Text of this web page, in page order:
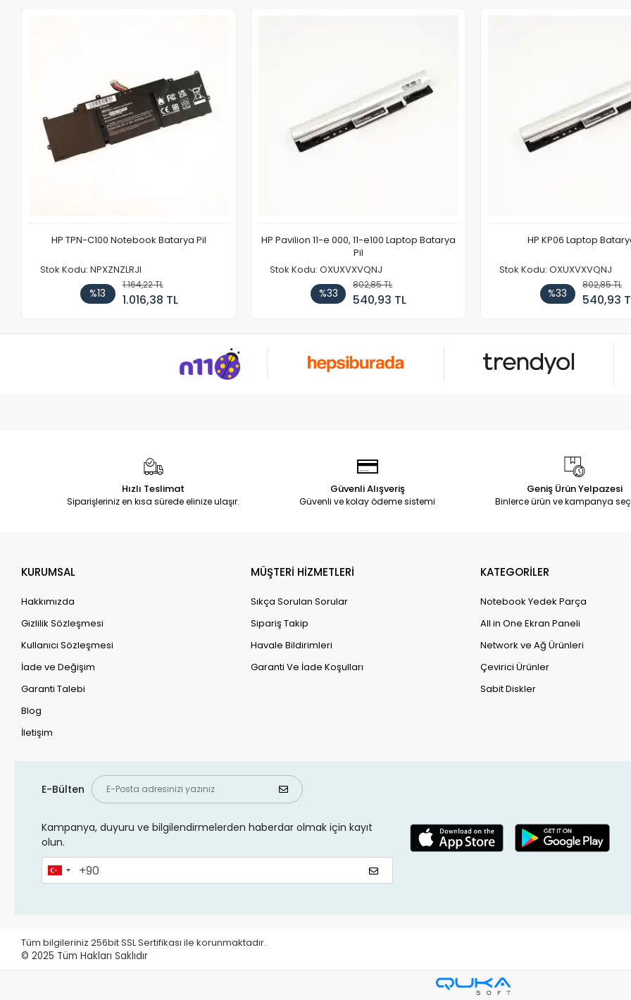
HP TPN-C100 Notebook Batarya Pil
Stok Kodu: NPXZNZLRJI
%13
1.164,22 TL
1.016,38 TL
HP Pavilion 11-e 000, 11-e100 Laptop Batarya
Pil
Stok Kodu: OXUXVXVQNJ
%33
802,85 TL
540,93 TL
HP KP06 Laptop
Stok Kodu: OXUXVXVQNJ
%33
802,85 TL
540,93
Hızlı Teslimat
Siparişleriniz en kısa sürede elinize ulaşır.
Güvenli Alışveriş
Güvenli ve kolay ödeme sistemi
Geniş Ürün Yelpazesi
Binlerce ürün ve kampanya
KURUMSAL
Hakkımızda
Gizlilik Sözleşmesi
Kullanıcı Sözleşmesi
İade ve Değişim
Garanti Talebi
Blog
İletişim
MÜŞTERİ HİZMETLERİ
Sıkça Sorulan Sorular
Sipariş Takip
Havale Bildirimleri
Garanti Ve İade Koşulları
KATEGORİLER
Notebook Yedek Parça
All in One Ekran Paneli
Network ve Ağ Ürünleri
Çevirici Ürünler
Sabit Diskler
E-Bülten
Kampanya, duyuru ve bilgilendirmelerden haberdar olmak için kayıt
olun.
Tüm bilgileriniz 256bit SSL Sertifikası ile korunmaktadır.
© 2025 Tüm Hakları Saklıdır